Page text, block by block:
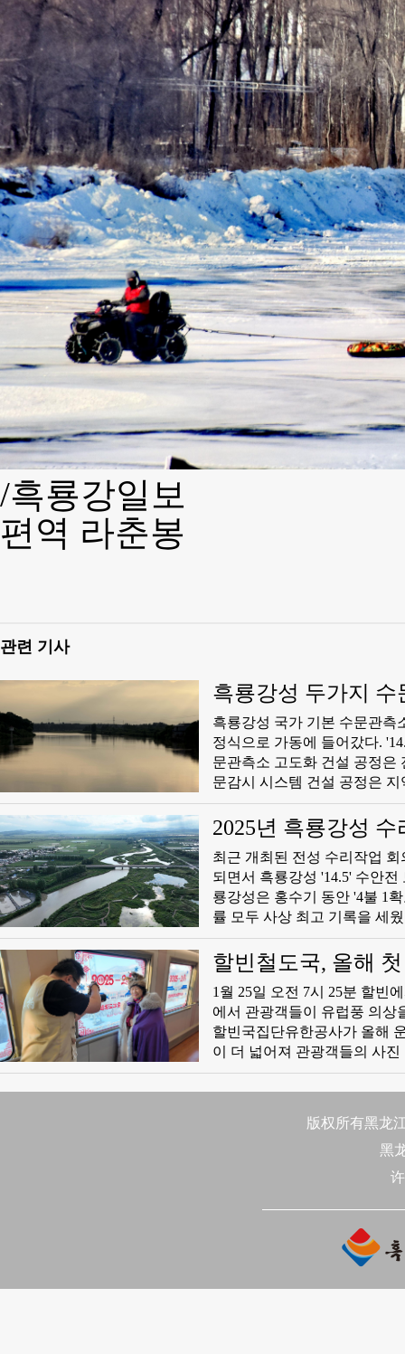
/흑룡강일보
편역 라춘봉
관련 기사
흑룡강성 두가지 수
흑룡강성 국가 기본 수문관측
정식으로 가동에 들어갔다.
문관측소 고도화 건설 공정은
문감시 시스템 건설 공정은
강성 수문감시의 자동화 수준
한 데이터 지원을 제공할 것
화를 지속 심화하여 수문 서
효능으로 전환하여 전성 경제
2025년 흑룡강성
최근 개최된 전성 수리작업
되면서 흑룡강성 '14.5' 수안
룡강성은 홍수기 동안 '4불 1
률 모두 사상 최고 기록을 세
건설 프로젝트에 선정되였으
해 흑룡강성 수리작업은 일곱
키고 보다 완비되고 효률적
행동을 전개, '15. 5' 전성 수리
다. 수자원 절약과 집약적 리
할빈철도국, 올해
1월 25일 오전 7시 25분 할빈
에서 관광객들이 유럽풍 의상
할빈국집단유한공사가 올해
이 더 넓어져 관광객들의 사
면서 점점 더 많은 남방 관광
비스는 인기명소 체험 프로젝
스를 제공하고 있다. 테마 차
미 흑룡강성 빙설관광의 서
版权所有黑龙
黑